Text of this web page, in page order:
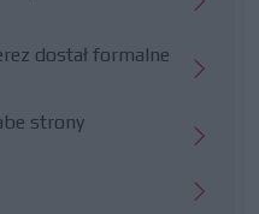
dostał formalne
strony